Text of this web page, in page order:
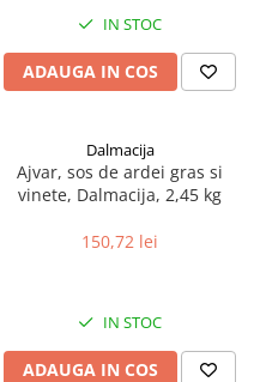
IN STOC
ADAUGA IN COS
Dalmacija
Ajvar, sos de ardei gras si
vinete, Dalmacija, 2,45 kg
150,72 lei
IN STOC
ADAUGA IN COS